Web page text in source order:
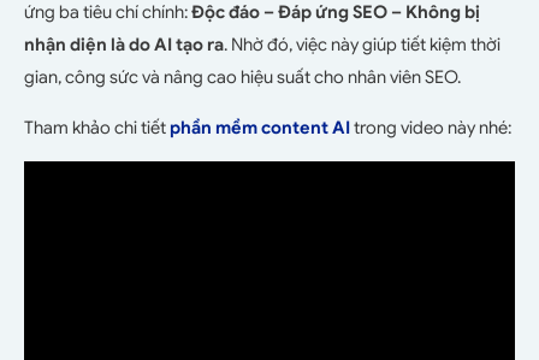
ứng ba tiêu chí chính:Độc đáo – Đáp ứng SEO – Không bị
nhận diện là do AI tạo ra. Nhờ đó, việc này giúp tiết kiệm thời
gian, công sức và nâng cao hiệu suất cho nhân viên SEO.
Tham khảo chi tiết phần mềm content AItrong video này nhé: